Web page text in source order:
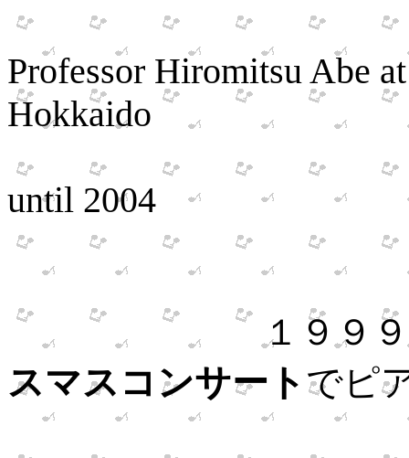
Studied
Professor Hiromitsu Abe
Hokkaido
until 2004
１９９９年～
スマスコンサート でピ
折に触